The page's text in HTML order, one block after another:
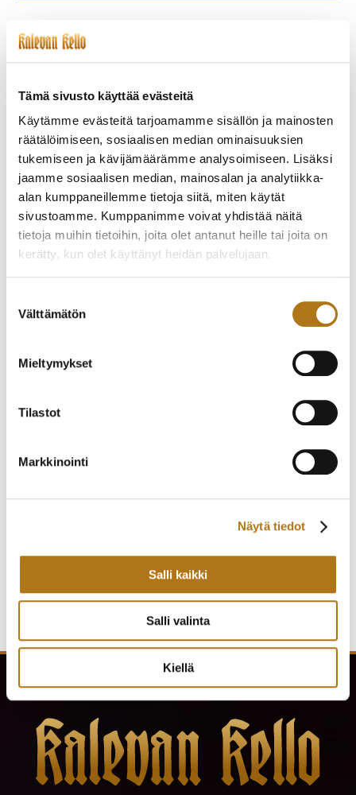
Tämä sivusto käyttää evästeitä
Käytämme evästeitä tarjoamamme sisällön ja mainosten
räätälöimiseen, sosiaalisen median ominaisuuksien
tukemiseen ja kävijämäärämme analysoimiseen. Lisäksi
jaamme sosiaalisen median, mainosalan ja analytiikka-
alan kumppaneillemme tietoja siitä, miten käytät
sivustoamme. Kumppanimme voivat yhdistää näitä
tietoja muihin tietoihin, joita olet antanut heille tai joita on
kerätty, kun olet käyttänyt heidän palvelujaan.
valinta
Välttämätön
Mieltymykset
Tilastot
Markkinointi
Näytä tiedot
Salli kaikki
Salli valinta
Kiellä
TUTUSTU MYÖS
ETERNA-169-NOS 1935
520,00€
CITIZEN-032 NEW
MASTER
140,00
FREDERIQUE
1 150,00€